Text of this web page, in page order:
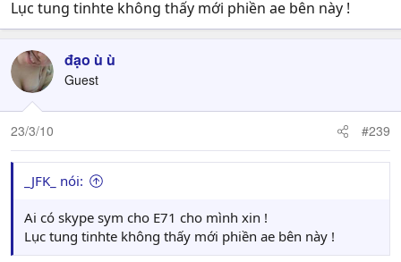
Lục tung tinhte không thấy mới phiền ae bên này !
đạo ù ù
Guest
23/3/10 #239
_JFK_ nói:
Ai có skype sym cho E71 cho mình xin !
Lục tung tinhte không thấy mới phiền ae bên này !